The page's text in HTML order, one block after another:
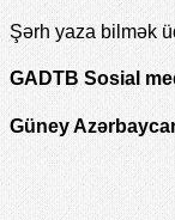
Şərh yaza bilmək
GADTB Sosial
Güney